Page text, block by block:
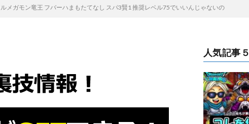
メガモン竜王 フバーハまもたてなし スパ3賢1 推奨レベル75でいいんじゃないの
人気記事５